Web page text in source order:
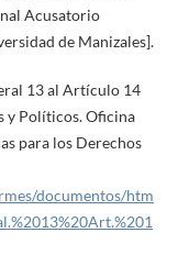
Acusatorio
de Manizales].
13 al Artículo 14
y Políticos. Oficina
para los Derechos
documentos/htm